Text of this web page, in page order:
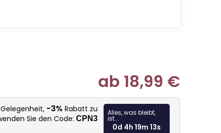
ab 18,99 €
-3% Rabatt zu
Sie den Code: CPN3
Alles, was bleibt,
ist...
0d 4h 19m 11s